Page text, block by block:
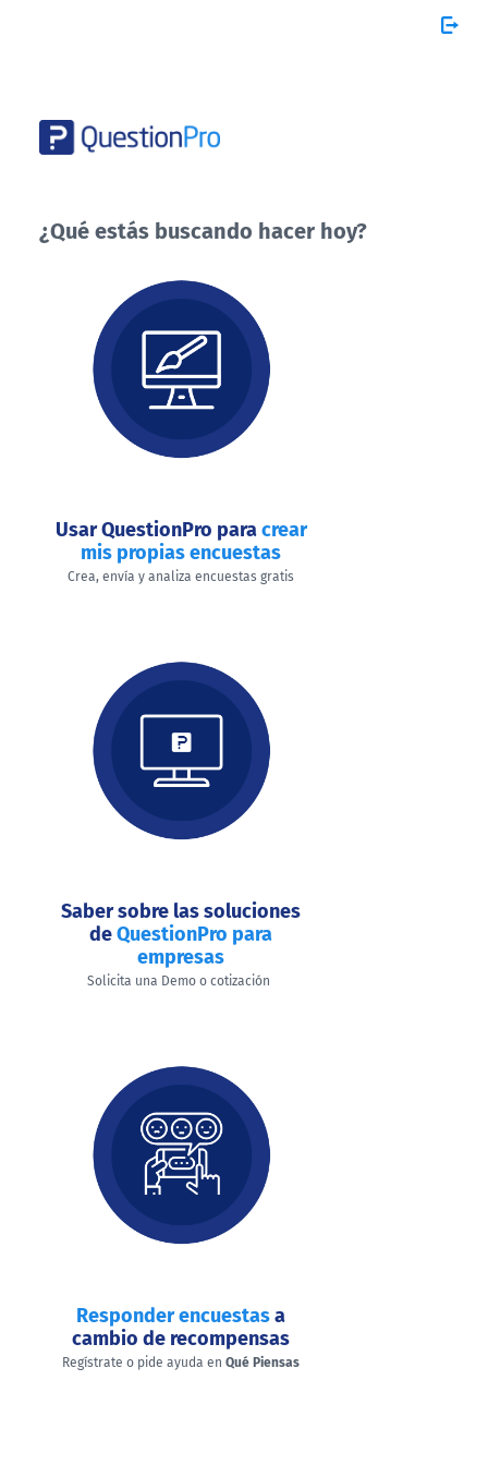
¿Qué estás buscando hacer hoy?
buscando
hacer
Usar QuestionPro paracrear
mis propias encuestas
Crea, envía y analiza encuestas gratis
Saber sobre las soluciones
deQuestionPro para
empresas
Solicita una Demo o cotización
Responder encuestasa
cambio de recompensas
Regístrate o pide ayuda en Qué Piensas